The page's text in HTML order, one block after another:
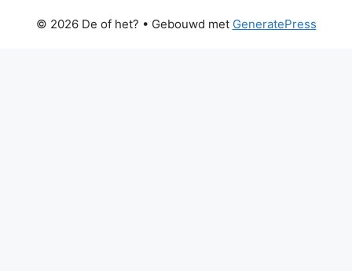
© 2026 De of het? • Gebouwd met GeneratePress